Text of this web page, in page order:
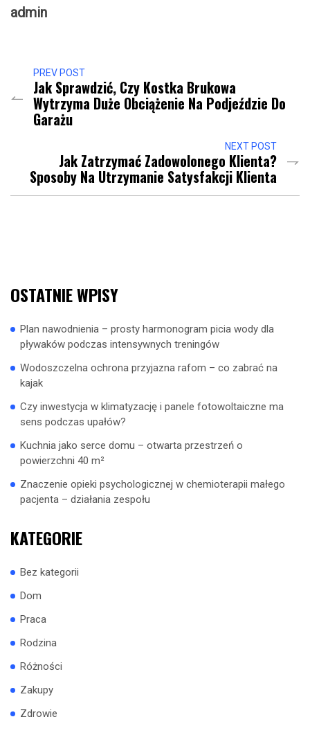
admin
PREV POST
Jak Sprawdzić, Czy Kostka Brukowa
Wytrzyma Duże Obciążenie Na Podjeździe Do
Garażu
NEXT POST
Jak Zatrzymać Zadowolonego Klienta?
Sposoby Na Utrzymanie Satysfakcji Klienta
OSTATNIE WPISY
Plan nawodnienia – prosty harmonogram picia wody dla
pływaków podczas intensywnych treningów
Wodoszczelna ochrona przyjazna rafom – co zabrać na
kajak
Czy inwestycja w klimatyzację i panele fotowoltaiczne ma
sens podczas upałów?
Kuchnia jako serce domu – otwarta przestrzeń o
powierzchni 40 m²
Znaczenie opieki psychologicznej w chemioterapii małego
pacjenta – działania zespołu
KATEGORIE
Bez kategorii
Dom
Praca
Rodzina
Różności
Zakupy
Zdrowie